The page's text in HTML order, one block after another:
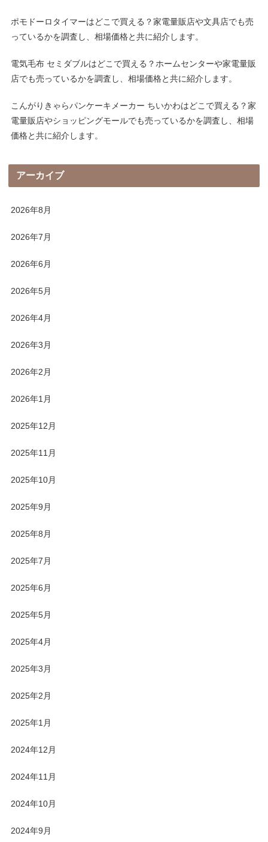
ポモドーロタイマーはどこで買える？家電量販店や文具店でも売
っているかを調査し、相場価格と共に紹介します。
電気毛布 セミダブルはどこで買える？ホームセンターや家電量販
店でも売っているかを調査し、相場価格と共に紹介します。
こんがりきゃらパンケーキメーカー ちいかわはどこで買える？家
電量販店やショッピングモールでも売っているかを調査し、相場
価格と共に紹介します。
アーカイブ
2026年8月
2026年7月
2026年6月
2026年5月
2026年4月
2026年3月
2026年2月
2026年1月
2025年12月
2025年11月
2025年10月
2025年9月
2025年8月
2025年7月
2025年6月
2025年5月
2025年4月
2025年3月
2025年2月
2025年1月
2024年12月
2024年11月
2024年10月
2024年9月